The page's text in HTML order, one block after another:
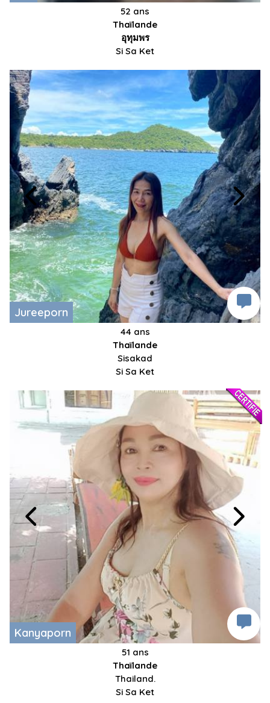
52 ans
Thaïlande
อุทุมพร
Si Sa Ket
Jureeporn
44 ans
Thaïlande
Sisakad
Si Sa Ket
Kanyaporn
51 ans
Thaïlande
Thailand.
Si Sa Ket